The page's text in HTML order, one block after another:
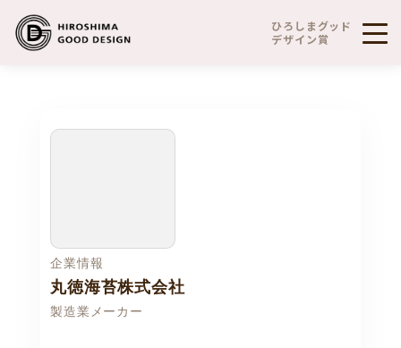
ひろしまグッド
デザイン賞
企業情報
丸徳海苔株式会社
製造業メーカー